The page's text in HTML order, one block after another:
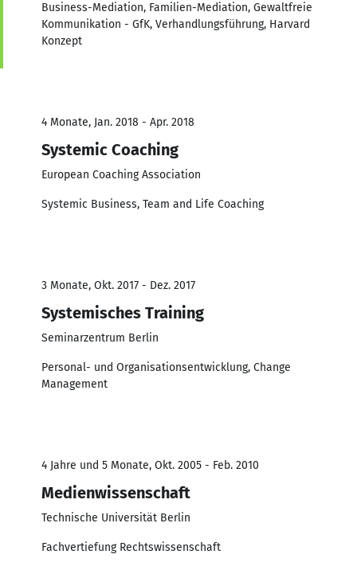
Business-Mediation, Familien-Mediation, Gewaltfreie
Kommunikation - GfK, Verhandlungsführung, Harvard
Konzept
4 Monate, Jan. 2018 - Apr. 2018
Systemic Coaching
European Coaching Association
Systemic Business, Team and Life Coaching
3 Monate, Okt. 2017 - Dez. 2017
Systemisches Training
Seminarzentrum Berlin
Personal- und Organisationsentwicklung, Change
Management
4 Jahre und 5 Monate, Okt. 2005 - Feb. 2010
Medienwissenschaft
Technische Universität Berlin
Fachvertiefung Rechtswissenschaft